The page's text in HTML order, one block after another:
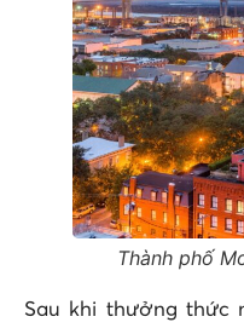
Thành phố
Sau khi thưởng thức